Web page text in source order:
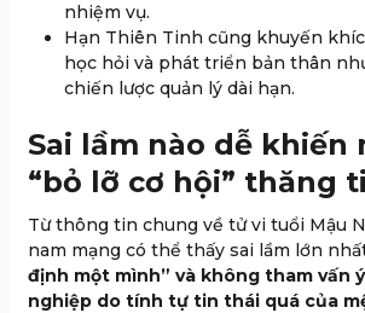
nhiệm vụ.
Hạn Thiên Tinh cũng khuyến
học hỏi và phát triển bản thân
chiến lược quản lý dài hạn.
Sai lầm nào dễ khiến
“bỏ lỡ cơ hội” thăng
Từ thông tin chung về tử vi tuổi Mậu
nam mạng có thể thấy sai lầm lớn
định một mình” và không tham vấn
nghiệp do tính tự tin thái quá của